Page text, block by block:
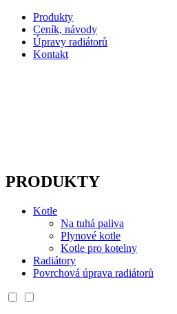
Produkty
Ceník, návody
Úpravy radiátorů
Kontakt
PRODUKTY
Kotle
Na tuhá paliva
Plynové kotle
Kotle pro kotelny
Radiátory
Povrchová úprava radiátorů